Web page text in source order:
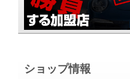
ショップ情報